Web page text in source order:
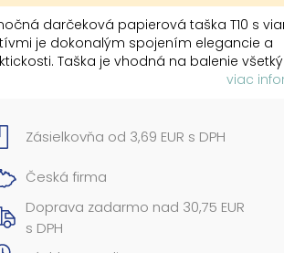
darčeková papierová taška T10 s
je dokonalým spojením elegancie a
Taška je vhodná na balenie
darčekov, od malých prekvapení po
darčeka do klasického baliaceho
príliš ťažké. Jej robustné uši zaisťujú
prenášanie.
330 x 450 x 150 mm
zasnežená chalupa, vianočná lampáš,
snehuliak
viac
Zásielkovňa od 3,69 EUR s DPH
Česká firma
Doprava zadarmo nad 30,75 EUR
s DPH